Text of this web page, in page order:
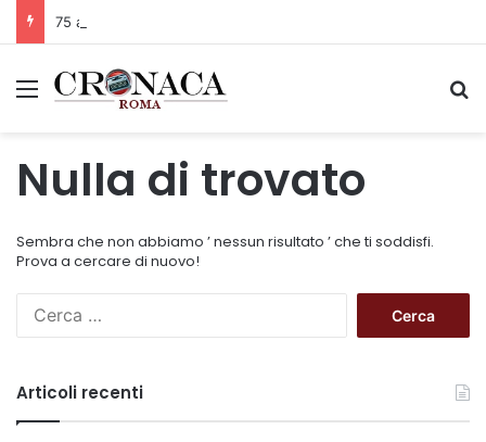
Menu
Nulla di trovato
Sembra che non abbiamo ’ nessun risultato ’ che ti soddisfi.
Prova a cercare di nuovo!
c
Articoli recenti